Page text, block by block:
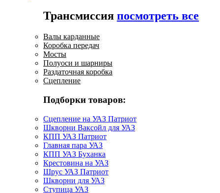
Трансмиссия посмотреть все
Валы карданные
Коробка передач
Мосты
Полуоси и шарниры
Раздаточная коробка
Сцепление
Подборки товаров:
Сцепление на УАЗ Патриот
Шкворни Ваксойл для УАЗ
КПП УАЗ Патриот
Главная пара УАЗ
КПП УАЗ Буханка
Крестовина на УАЗ
Шрус УАЗ Патриот
Шкворни для УАЗ
Ступица УАЗ